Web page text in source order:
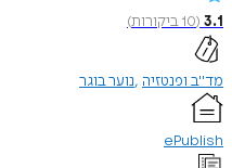
3.1
(
10ביקורות)
מד"ב ופנטזיה נוער בוגר
ePublish